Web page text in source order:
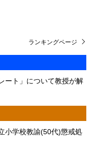
ート」について教授が解
小学校教諭(50代)懲戒処
ランキングページ